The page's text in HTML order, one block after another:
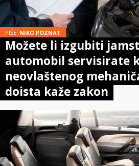
PIŠE: NIKO POZNAT
Možete li izgubiti
automobil servisirate
neovlaštenog
doista kaže zakon